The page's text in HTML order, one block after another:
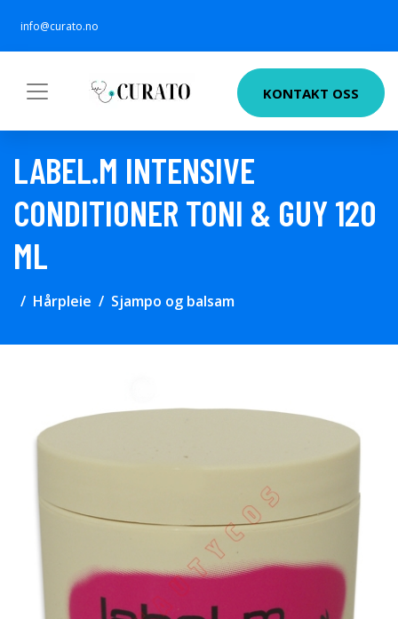
info@curato.no
KONTAKT OSS
LABEL.M INTENSIVE
CONDITIONER TONI & GUY 120
ML
Hårpleie Sjampo og balsam